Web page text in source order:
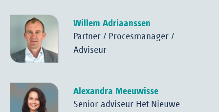
Willem Adriaanssen
Partner / Procesmanager /
Adviseur
Alexandra Meeuwisse
Senior adviseur Het Nieuwe